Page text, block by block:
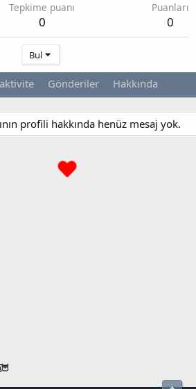
Tepkime puanı
0
Puanları
0
Bul
Gönderiler Hakkında
profili hakkında henüz mesaj yok.